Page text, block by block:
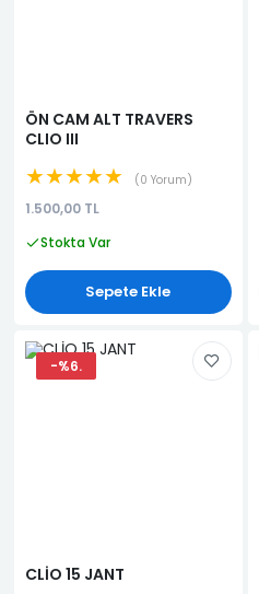
ÖN CAM ALT TRAVERS
CLIO III
★★★★★ 0 Yorum
1.500,00 TL
Stokta Var
Sepete Ekle
-%6.
CLİO 15 JANT